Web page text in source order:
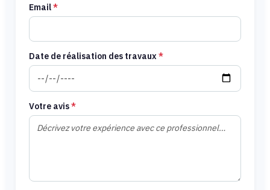
Email*
Date de réalisation des travaux *
Votre avis*